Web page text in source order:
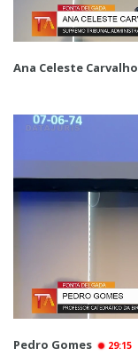
Ana Celeste Carvalho
Pedro Gomes 29:15